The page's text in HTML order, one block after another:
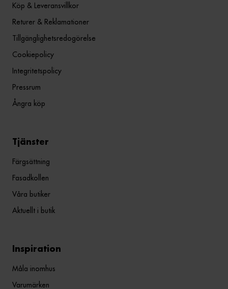
Köp & Leveransvillkor
Returer & Reklamationer
Tillgänglighetsredogörelse
Cookiepolicy
Integritetspolicy
Pressrum
Ångra köp
Tjänster
Färgsättning
Fasadkollen
Våra butiker
Aktuellt i butik
Inspiration
Måla inomhus
Varumärken